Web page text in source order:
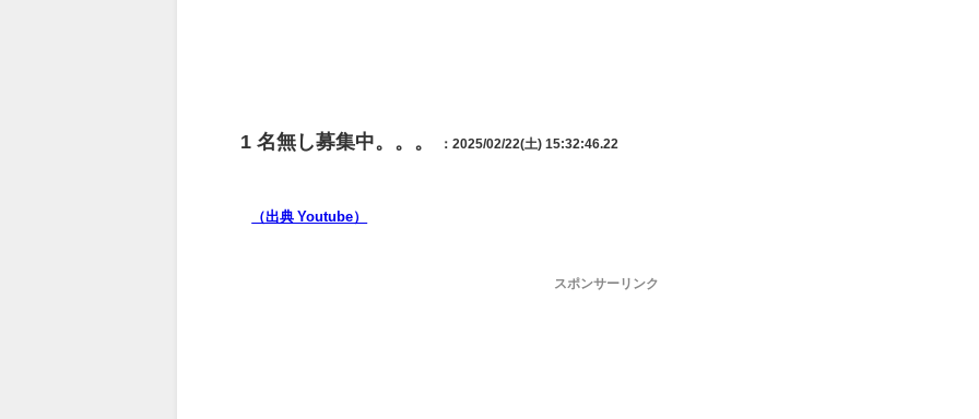
1 名無し募集中。。。 ：2025/02/22(土) 15:32:46.22
（出典 Youtube）
スポンサーリンク